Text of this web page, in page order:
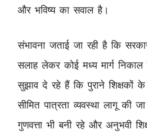
और भविष्य का सवाल है।
संभावना जताई जा रही है कि
सलाह लेकर कोई मध्य मार्ग
सुझाव दे रहे हैं कि पुराने शिक्षकों के
सीमित पात्रता व्यवस्था लागू की
गुणवत्ता भी बनी रहे और अनुभवी